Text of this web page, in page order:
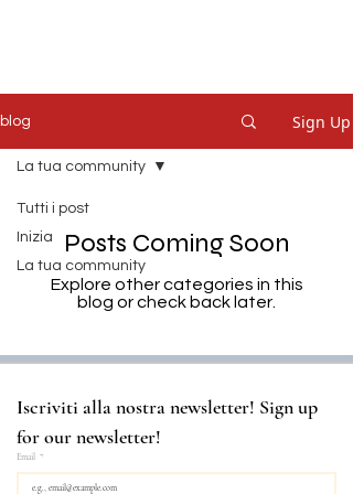
blog Sign Up
Tutti i post
Inizia
La tua community
La tua community
Posts Coming Soon
Explore other categories in this
blog or check back later.
Iscriviti alla nostra newsletter! Sign up
for our newsletter!
Email *